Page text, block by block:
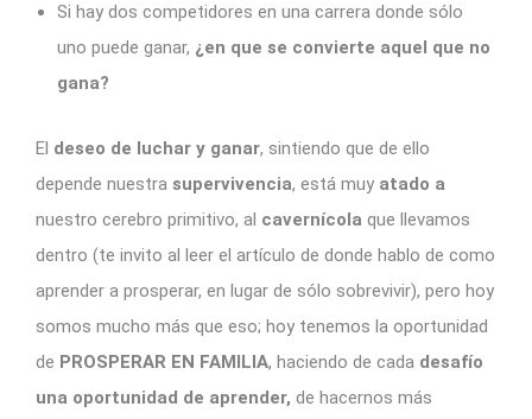
Si hay dos competidores en una carrera donde sólo
uno puede ganar, ¿en que se convierte aquel que no
gana?
El deseo de luchar y ganar, sintiendo que de ello
depende nuestra supervivencia, está muy atado a
nuestro cerebro primitivo, al cavernícola que llevamos
dentro (te invito al leer el artículo de donde hablo de como
aprender a prosperar, en lugar de sólo sobrevivir), pero hoy
somos mucho más que eso; hoy tenemos la oportunidad
de PROSPERAR EN FAMILIA, haciendo de cada desafío
una oportunidad de aprender, de hacernos más